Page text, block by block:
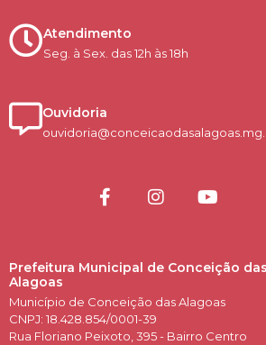
Atendimento
Seg. à Sex. das 12h às 18h
Ouvidoria
Prefeitura Municipal de Conceição das
Alagoas
Município de Conceição das Alagoas
CNPJ: 18.428.854/0001-39
Rua Floriano Peixoto, 395 - Bairro Centro